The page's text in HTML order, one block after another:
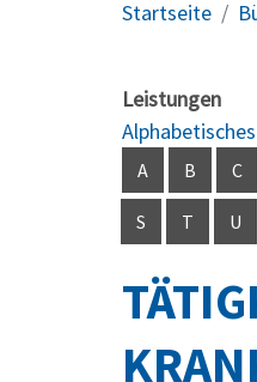
Startseite
Leistungen
A B C
S T U